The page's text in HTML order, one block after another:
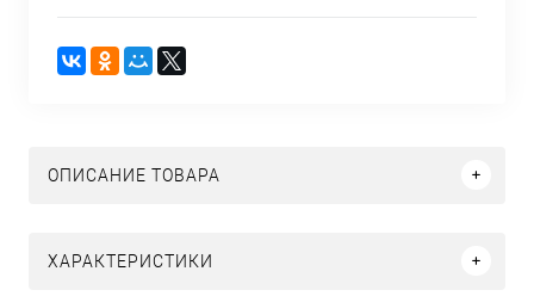
ОПИСАНИЕ ТОВАРА
ХАРАКТЕРИСТИКИ